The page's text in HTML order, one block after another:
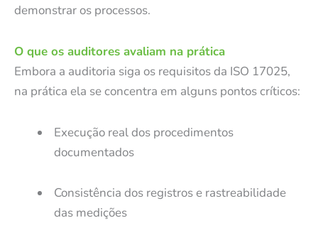
demonstrar os processos.
O que os auditores avaliam na prática
Embora a auditoria siga os requisitos da ISO 17025,
na prática ela se concentra em alguns pontos críticos:
Execução real dos procedimentos
documentados
Consistência dos registros e rastreabilidade
das medições